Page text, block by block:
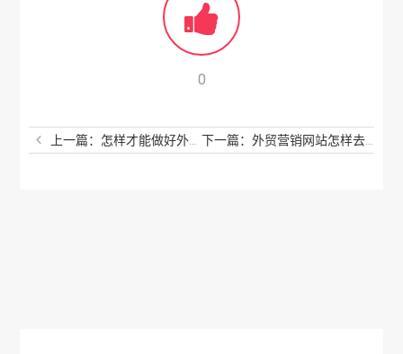
0
上一篇：怎样才能做好外贸网站建站和推广？你还不知道吗？